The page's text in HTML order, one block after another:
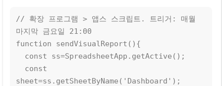
// 확장 프로그램 > 앱스 스크립트. 트리거: 매월
마지막 금요일 21:00
function sendVisualReport(){
sheet=ss.getSheetByName('Dashboard');